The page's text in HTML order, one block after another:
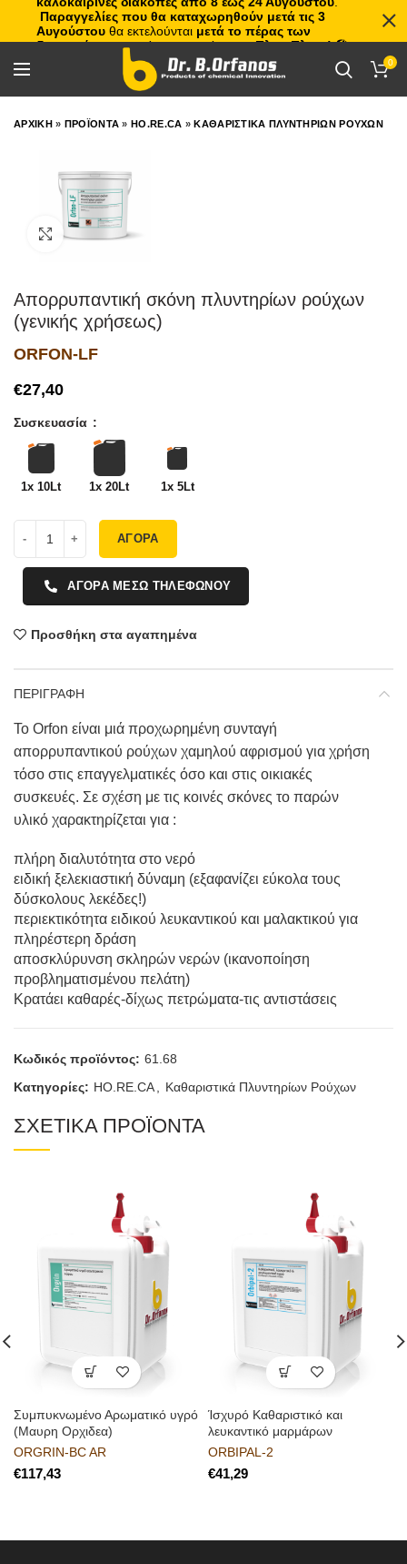
0
ΑΡΧΙΚΗ» ΠΡΟΪΟΝΤΑ »HO.RE.CA »ΚΑΘΑΡΙΣΤΙΚΑ ΠΛΥΝΤΗΡΙΩΝ ΡΟΥΧΩΝ
Click to enlarge
Απορρυπαντική σκόνη πλυντηρίων ρούχων
(γενικής χρήσεως)
ORFON-LF
€
Συσκευασία
1x 10Lt 1x 20Lt 1x 5Lt
ΑΓΟΡΑ
ΑΓΟΡΑ ΜΕΣΩ ΤΗΛΕΦΩΝΟΥ
Προσθήκη στα αγαπημένα
ΠΕΡΙΓΡΑΦΗ
Το Orfon είναι μιά προχωρημένη συνταγή
απορρυπαντικού ρούχων χαμηλού αφρισμού για χρήση
τόσο στις επαγγελματικές όσο και στις οικιακές
συσκευές. Σε σχέση με τις κοινές σκόνες το παρών
υλικό χαρακτηρίζεται για :
πλήρη διαλυτότητα στο νερό
ειδική ξελεκιαστική δύναμη (εξαφανίζει εύκολα τους
δύσκολους λεκέδες!)
περιεκτικότητα ειδικού λευκαντικού και μαλακτικού για
πληρέστερη δράση
αποσκλύρυνση σκληρών νερών (ικανοποίηση
προβληματισμένου πελάτη)
Κρατάει καθαρές-δίχως πετρώματα-τις αντιστάσεις
Κωδικός προϊόντος: 61.68
Κατηγορίες: HO.RE.CA Καθαριστικά Πλυντηρίων Ρούχων
ΣΧΕΤΙΚΑ ΠΡΟΪΟΝΤΑ
Συμπυκνωμένο Αρωματικό υγρό
(Μαυρη Ορχιδεα)
ORGRIN-BC AR
€
Ίσχυρό Καθαριστικό και
λευκαντικό μαρμάρων
ORBIPAL-2
€
Παραγγελίες που θα καταχωρηθούν μετά τις 3
Αυγούστου θα εκτελούνται μετά το πέρας των
διακοπών, με σειρά προτεραιότητας.Πλιτς Πλατς!🏖️🌊